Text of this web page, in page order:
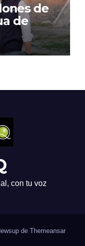
de
de
con tu voz
de Themeansar